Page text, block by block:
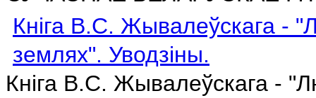
Кніга В.С. Жывалеўскага -
землях". Уводзіны.
Кніга В.С. Жывалеўскага -